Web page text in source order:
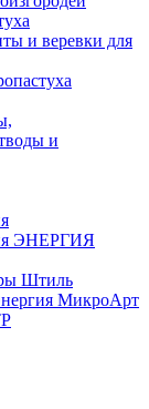
и веревки для
и
ЭНЕРГИЯ
Штиль
МикроАрт